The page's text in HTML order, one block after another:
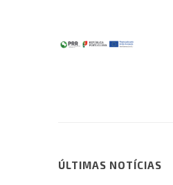
ÚLTIMAS NOTÍCIAS